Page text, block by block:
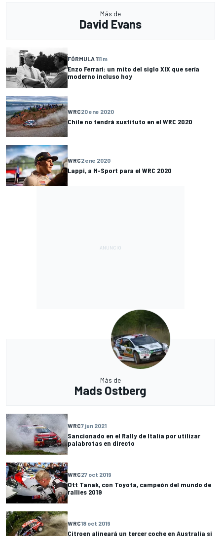
Más de
David Evans
FÓRMULA 111 m
Enzo Ferrari: un mito del siglo XIX que sería
moderno incluso hoy
WRC20 ene 2020
Chile no tendrá sustituto en el WRC 2020
WRC2 ene 2020
Lappi, a M-Sport para el WRC 2020
Más de
Mads Ostberg
WRC7 jun 2021
Sancionado en el Rally de Italia por utilizar
palabrotas en directo
WRC27 oct 2019
Ott Tanak, con Toyota, campeón del mundo de
rallies 2019
WRC18 oct 2019
Citroen alineará un tercer coche en Australia si